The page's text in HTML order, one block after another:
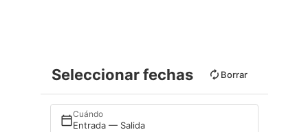
Seleccionar fechas Borrar
Cuándo
Entrada — Salida